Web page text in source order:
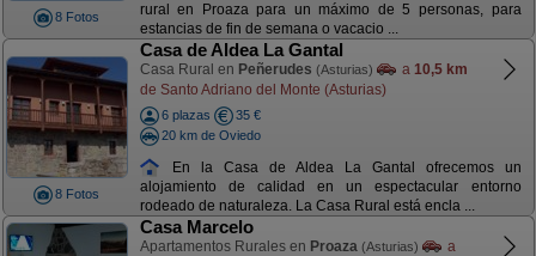
8 Fotos
rural en Proaza para un máximo de 5 personas, para
estancias de fin de semana o vacacio ...
8 Fotos
Casa de Aldea La Gantal
Casa Rural en Peñerudes (Asturias) a 10,5 km
de Santo Adriano del Monte (Asturias)
6 plazas
35 €
20 km de Oviedo
En la Casa de Aldea La Gantal ofrecemos un
alojamiento de calidad en un espectacular entorno
rodeado de naturaleza. La Casa Rural está encla ...
Casa Marcelo
Apartamentos Rurales en Proaza (Asturias)
a